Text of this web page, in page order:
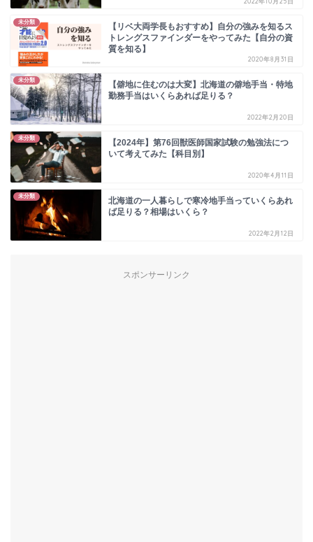
未分類
【リベ大両学長もおすすめ】自分の強みを知るス
トレングスファインダーをやってみた【自分の資
質を知る】
2020年8月31日
未分類
【僻地に住むのは大変】北海道の僻地手当・特地
勤務手当はいくらあれば足りる？
2022年2月20日
未分類
【2024年】第76回獣医師国家試験の勉強法につ
いて考えてみた【科目別】
2020年4月11日
未分類
北海道の一人暮らしで寒冷地手当っていくらあれ
ば足りる？相場はいくら？
2022年2月12日
スポンサーリンク